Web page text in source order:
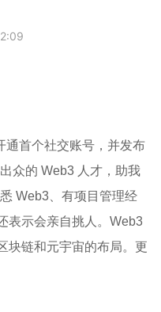
通首个社交账号，并发布
众的 Web3 人才，助我
Web3、有项目管理经
表示会亲自挑人。Web3
块链和元宇宙的布局。更